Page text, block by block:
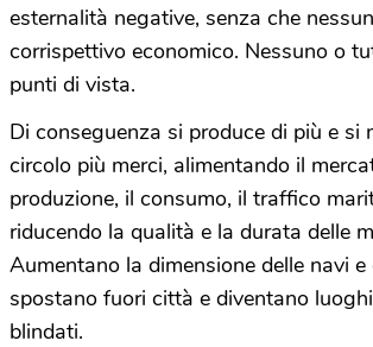
esternalità negative, senza che
corrispettivo economico. Nessuno o
punti di vista.
Di conseguenza si produce di più e si
circolo più merci, alimentando il
produzione, il consumo, il traffico
riducendo la qualità e la durata delle
Aumentano la dimensione delle navi
spostano fuori città e diventano
blindati.